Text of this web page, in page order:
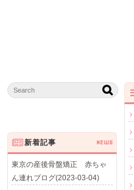
新着記事 NEWS
東京の産後骨盤矯正 赤ちゃ
ん連れブログ(2023-03-04)